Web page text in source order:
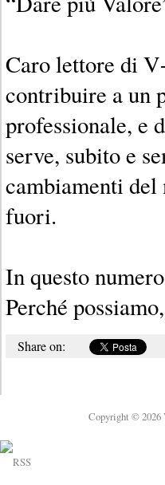
Caro lettore di
contribuire a un
professionale, e
serve, subito e
cambiamenti
fuori.
In questo
Perché
Share on:
Copyright © 2026